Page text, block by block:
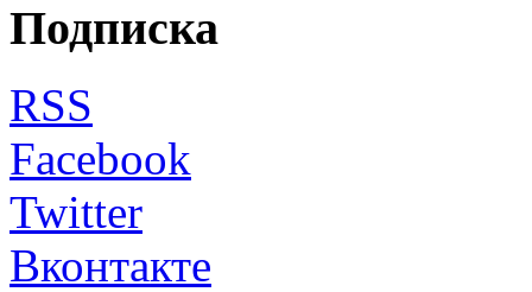
Подписка
RSS
Facebook
Twitter
Вконтакте